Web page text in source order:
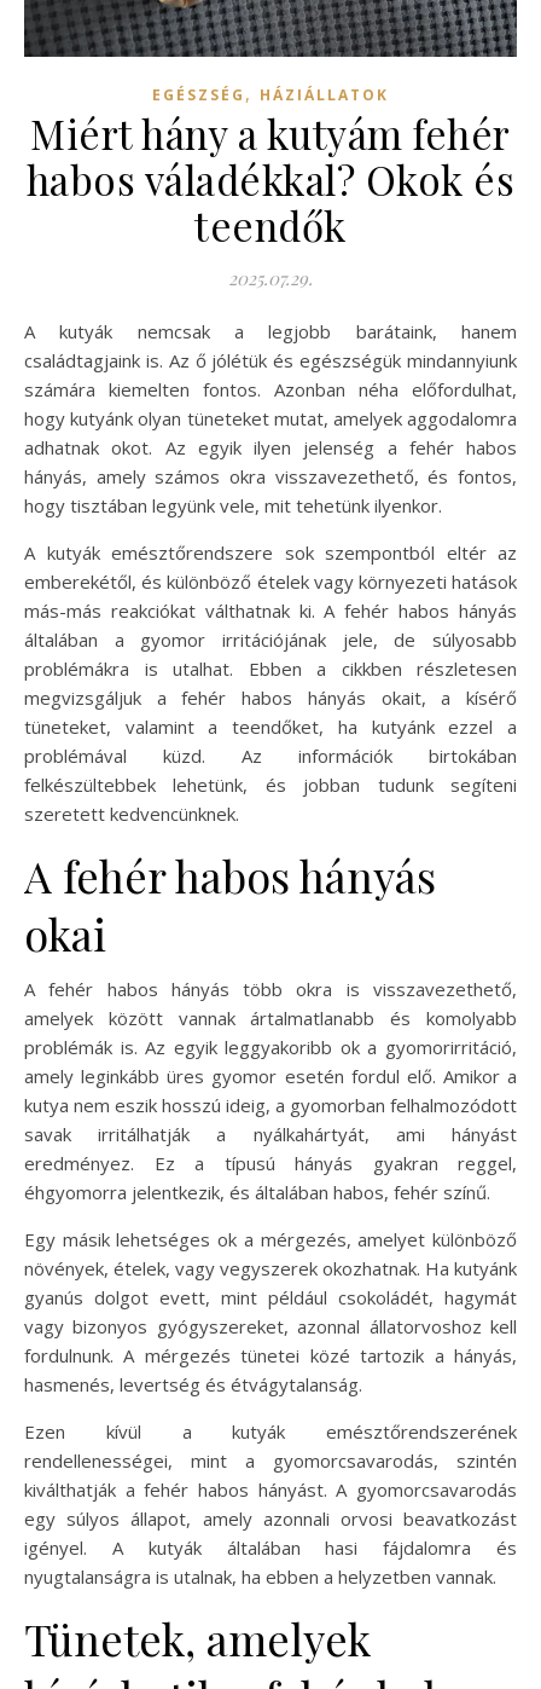
EGÉSZSÉG , HÁZIÁLLATOK
Miért hány a kutyám fehér
habos váladékkal? Okok és
teendők
2025.07.29.
A kutyák nemcsak a legjobb barátaink, hanem
családtagjaink is. Az ő jólétük és egészségük mindannyiunk
számára kiemelten fontos. Azonban néha előfordulhat,
hogy kutyánk olyan tüneteket mutat, amelyek aggodalomra
adhatnak okot. Az egyik ilyen jelenség a fehér habos
hányás, amely számos okra visszavezethető, és fontos,
hogy tisztában legyünk vele, mit tehetünk ilyenkor.
A kutyák emésztőrendszere sok szempontból eltér az
emberekétől, és különböző ételek vagy környezeti hatások
más-más reakciókat válthatnak ki. A fehér habos hányás
általában a gyomor irritációjának jele, de súlyosabb
problémákra is utalhat. Ebben a cikkben részletesen
megvizsgáljuk a fehér habos hányás okait, a kísérő
tüneteket, valamint a teendőket, ha kutyánk ezzel a
problémával küzd. Az információk birtokában
felkészültebbek lehetünk, és jobban tudunk segíteni
szeretett kedvencünknek.
A fehér habos hányás
okai
A fehér habos hányás több okra is visszavezethető,
amelyek között vannak ártalmatlanabb és komolyabb
problémák is. Az egyik leggyakoribb ok a gyomorirritáció,
amely leginkább üres gyomor esetén fordul elő. Amikor a
kutya nem eszik hosszú ideig, a gyomorban felhalmozódott
savak irritálhatják a nyálkahártyát, ami hányást
eredményez. Ez a típusú hányás gyakran reggel,
éhgyomorra jelentkezik, és általában habos, fehér színű.
Egy másik lehetséges ok a mérgezés, amelyet különböző
növények, ételek, vagy vegyszerek okozhatnak. Ha kutyánk
gyanús dolgot evett, mint például csokoládét, hagymát
vagy bizonyos gyógyszereket, azonnal állatorvoshoz kell
fordulnunk. A mérgezés tünetei közé tartozik a hányás,
hasmenés, levertség és étvágytalanság.
Ezen kívül a kutyák emésztőrendszerének
rendellenességei, mint a gyomorcsavarodás, szintén
kiválthatják a fehér habos hányást. A gyomorcsavarodás
egy súlyos állapot, amely azonnali orvosi beavatkozást
igényel. A kutyák általában hasi fájdalomra és
nyugtalanságra is utalnak, ha ebben a helyzetben vannak.
Tünetek, amelyek